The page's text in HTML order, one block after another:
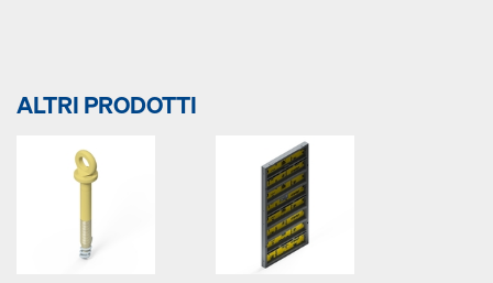
ALTRI PRODOTTI